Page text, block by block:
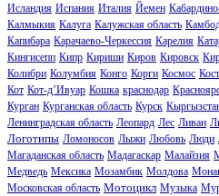
Исландия Испания Италия Йемен
Калмыкия Калуга Калужская область
Капибара Карачаево-Черкессия Карелия
Кингисепп Кипр Кириши Киров Кировск
Колибри Колумбия Конго Корги Космос
Кот Кот-д’Ивуар Кошка краснодар
Курган Курганская область Курск
Ленинградская область Леопард Лес Ливан
Логотипы Ломоносов Лыжи Любовь Люди
Магаданская область Мадагаскар Малайзия
Медведь Мексика Мозамбик Молдова
Московская область Мотоцикл Музыка